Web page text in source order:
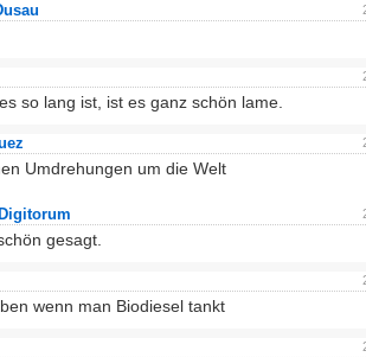
so lang ist, ist es ganz schön lame.
Umdrehungen um die Welt
gesagt.
wenn man Biodiesel tankt